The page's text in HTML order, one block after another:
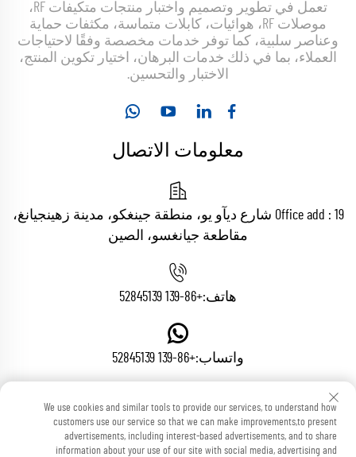
تعمل في تطوير وتصميم واختبار منتجات متكيفات RF،
موصلات RF، هوائيات، كابلات متماسة، مكثفات حماية
وعناصر سلبية، كما توفر خدمات مخصصة وفقًا لاحتياجات
العملاء، بما في ذلك خدمات البرهان، اختيار تكوين المنتج،
الاختبار والتحسين.
معلومات الاتصال
Office add : 19 شارع ديآو يو، منطقة جينغكو، مدينة زهينجيانغ،
مقاطعة جيانغسو، الصين
هاتف:+86-139 52845139
واتساب:+86-139 52845139
البريد الإلكتروني:[email protected]
We use cookies and similar tools to provide our services, to understand how
customers use our service so that we can make improvements,to present
advertisements, including interest-based advertisements, and to share
information about your use of our site with social media, advertising and